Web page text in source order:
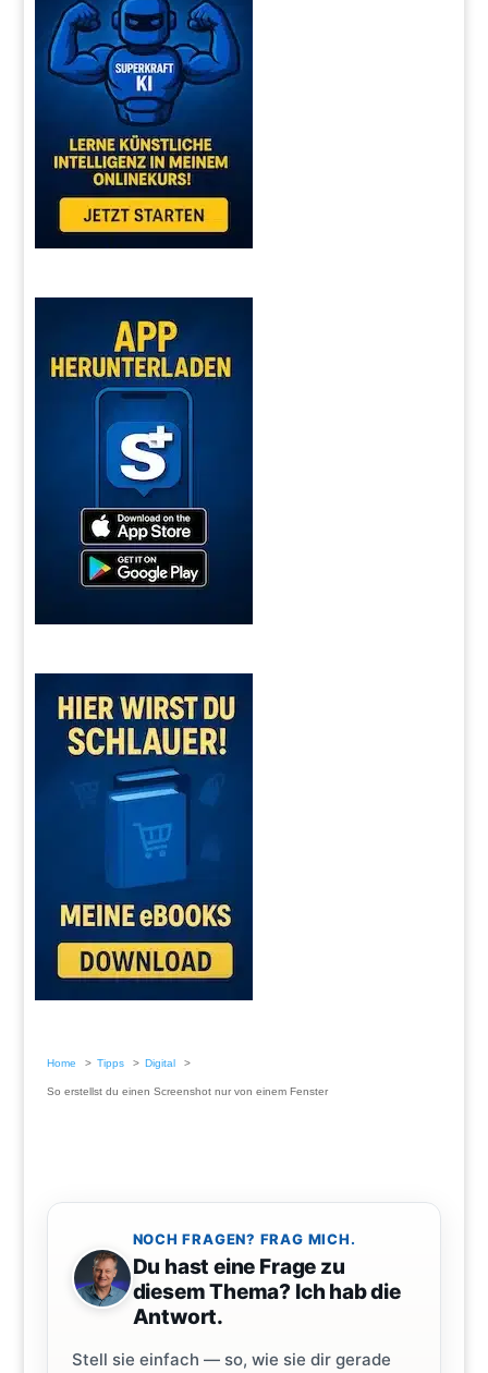
Home Tipps Digital
So erstellst du einen Screenshot nur von einem Fenster
NOCH FRAGEN? FRAG MICH.
Du hast eine Frage zu
diesem Thema? Ich hab die
Antwort.
Stell sie einfach — so, wie sie dir gerade